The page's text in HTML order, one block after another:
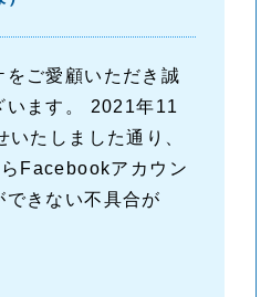
をご愛顧いただき誠
います。 2021年11
いたしました通り、
Facebookアカウン
できない不具合が